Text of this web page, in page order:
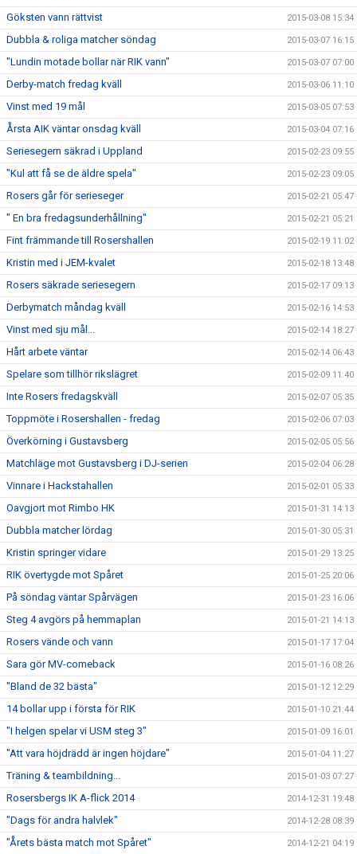
Göksten vann rättvist 2015-03-08 15:34
Dubbla & roliga matcher söndag 2015-03-07 16:15
"Lundin motade bollar när RIK vann" 2015-03-07 07:00
Derby-match fredag kväll 2015-03-06 11:10
Vinst med 19 mål 2015-03-05 07:53
Årsta AIK väntar onsdag kväll 2015-03-04 07:16
Seriesegern säkrad i Uppland 2015-02-23 09:55
"Kul att få se de äldre spela" 2015-02-23 09:05
Rosers går för serieseger 2015-02-21 05:47
" En bra fredagsunderhållning" 2015-02-21 05:21
Fint främmande till Rosershallen 2015-02-19 11:02
Kristin med i JEM-kvalet 2015-02-18 13:48
Rosers säkrade seriesegern 2015-02-17 09:13
Derbymatch måndag kväll 2015-02-16 14:53
Vinst med sju mål... 2015-02-14 18:27
Hårt arbete väntar 2015-02-14 06:43
Spelare som tillhör rikslägret 2015-02-09 11:40
Inte Rosers fredagskväll 2015-02-07 05:35
Toppmöte i Rosershallen - fredag 2015-02-06 07:03
Överkörning i Gustavsberg 2015-02-05 05:56
Matchläge mot Gustavsberg i DJ-serien 2015-02-04 06:28
Vinnare i Hackstahallen 2015-02-01 05:33
Oavgjort mot Rimbo HK 2015-01-31 14:13
Dubbla matcher lördag 2015-01-30 05:31
Kristin springer vidare 2015-01-29 13:25
RIK övertygde mot Spåret 2015-01-25 20:06
På söndag väntar Spårvägen 2015-01-23 16:06
Steg 4 avgörs på hemmaplan 2015-01-21 14:13
Rosers vände och vann 2015-01-17 17:04
Sara gör MV-comeback 2015-01-16 08:26
"Bland de 32 bästa" 2015-01-12 12:29
14 bollar upp i första för RIK 2015-01-10 21:44
"I helgen spelar vi USM steg 3" 2015-01-09 16:01
"Att vara höjdrädd är ingen höjdare" 2015-01-04 11:27
Träning & teambildning... 2015-01-03 07:27
Rosersbergs IK A-flick 2014 2014-12-31 19:48
"Dags för andra halvlek" 2014-12-28 08:39
"Årets bästa match mot Spåret" 2014-12-21 04:19